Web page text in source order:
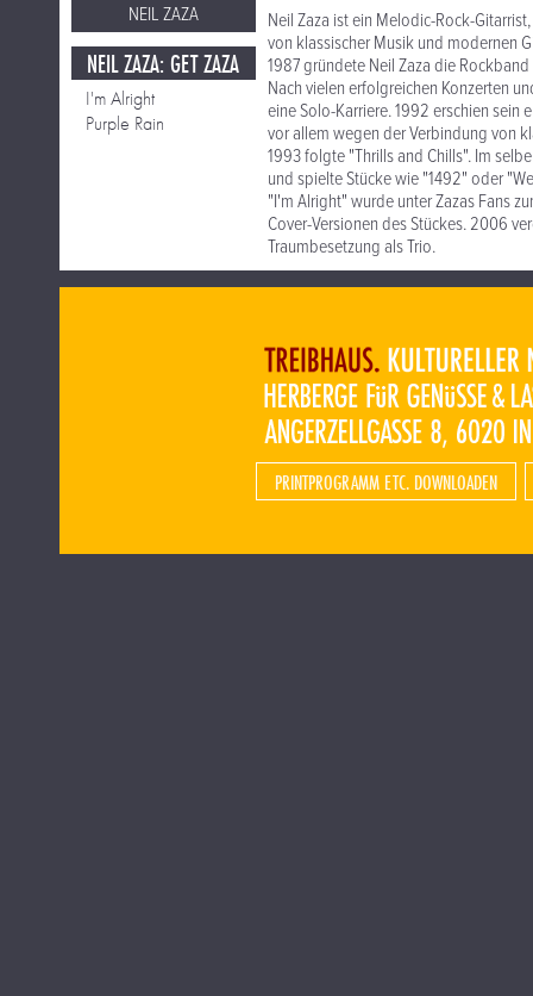
NEIL ZAZA
NEIL ZAZA: GET ZAZA
I'm Alright
Purple Rain
Neil Zaza ist ein Melodic-Rock-
von klassischer Musik und modernen
1987 gründete Neil Zaza die
Nach vielen erfolgreichen Konzerten
eine Solo-Karriere. 1992 erschien sein
vor allem wegen der Verbindung von
1993 folgte "Thrills and Chills". Im
und spielte Stücke wie "1492" oder
"I'm Alright" wurde unter Zazas Fans
Cover-Versionen des Stückes. 2006
Traumbesetzung als Trio.
PRINTPROGRAMM ETC. DOWNLOADEN